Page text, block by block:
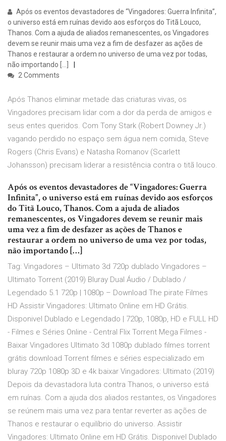
Após os eventos devastadores de “Vingadores: Guerra Infinita”,
o universo está em ruínas devido aos esforços do Titã Louco,
Thanos. Com a ajuda de aliados remanescentes, os Vingadores
devem se reunir mais uma vez a fim de desfazer as ações de
Thanos e restaurar a ordem no universo de uma vez por todas,
não importando […]
2 Comments
Após Thanos eliminar metade das criaturas vivas, os
Vingadores precisam lidar com a dor da perda de amigos e
seus entes queridos. Com Tony Stark (Robert Downey Jr.)
vagando perdido no espaço sem água nem comida, Steve
Rogers (Chris Evans) e Natasha Romanov (Scarlett
Johansson) precisam liderar a resistência contra o titã louco.
Após os eventos devastadores de “Vingadores: Guerra
Infinita”, o universo está em ruínas devido aos esforços
do Titã Louco, Thanos. Com a ajuda de aliados
remanescentes, os Vingadores devem se reunir mais
uma vez a fim de desfazer as ações de Thanos e
restaurar a ordem no universo de uma vez por todas,
não importando […]
Tag: Vingadores – Ultimato 3d 720p dublado Vingadores –
Ultimato Torrent (2019) Bluray Dual Áudio / Dublado /
Legendado 5.1 720p | 1080p – Download The pirate Filmes
HD Assistir Vingadores: Ultimato Online em HD Grátis.
Disponivel Dublado e Legendado | 720p, 1080p, HD e FULL HD
- Filmes e Séries Online - Central Flix Torrent Mega Filmes -
Baixar Vingadores Ultimato 3d 1080p dublado filmes torrent
grátis download Torrent filmes e séries especializado em
bluray 720p 1080p 3D e 4k baixar Vingadores: Ultimato (2019)
Depois da devastadora luta contra Thanos, o universo está
em ruínas. Com a ajuda dos aliados restantes, os Vingadores
se reúnem mais uma vez para tentar reverter as ações de
Thanos e restaurar o equilíbrio do universo. Assistir
Vingadores: Ultimato Online em HD Grátis. Disponivel Dublado